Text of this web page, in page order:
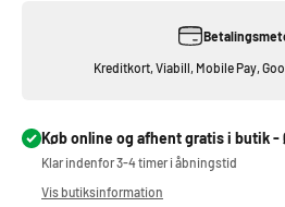
Kreditkort, Viabill, Mobile Pay,
Køb online og afhent gratis i butik
Klar indenfor 3-4 timer i åbningstid
Vis butiksinformation